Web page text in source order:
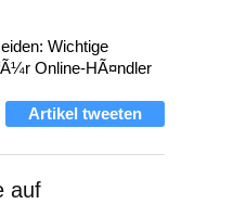
Wichtige
Online-HÃ¤ndler
Artikel tweeten
auf